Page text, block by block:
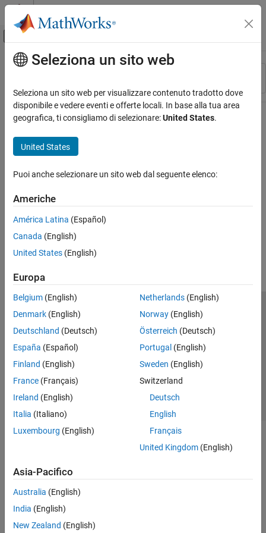
Vai al contenuto
Attiva/disattiva menu di navigazione
Risorsa
Stato
Contenuto principale
Seleziona un sito web
Seleziona un sito web per visualizzare contenuto tradotto dove
disponibile e vedere eventi e offerte locali. In base alla tua area
geografica, ti consigliamo di selezionare:United States.
United States
Puoi anche selezionare un sito web dal seguente elenco:
Americhe
América Latina (Español)
Canada (English)
United States (English)
Europa
Belgium (English)
Denmark (English)
Deutschland (Deutsch)
España (Español)
Finland (English)
France (Français)
Ireland (English)
Italia (Italiano)
Luxembourg (English)
Netherlands(English)
Norway(English)
Österreich (Deutsch)
Portugal (English)
Sweden (English)
Switzerland
Deutsch
English
Français
United Kingdom(English)
Asia-Pacifico
Australia (English)
India (English)
New Zealand (English)
Centro di fiducia
Informativa sulla privacy
Antipirateria
Stato dell'applicazione
Contatti
© 1994-2026 The MathWorks, Inc.